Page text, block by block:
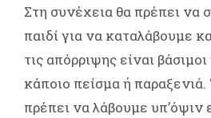
Στη συνέχεια θα πρέπει να
παιδί για να καταλάβουμε
τις απόρριψης είναι
κάποιο πείσμα ή
πρέπει να λάβουμε υπ’όψιν